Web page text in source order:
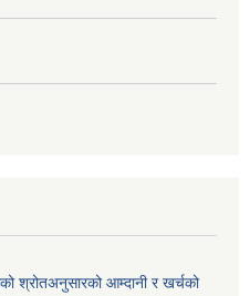
श्रोतअनुसारको आम्दानी र खर्चको